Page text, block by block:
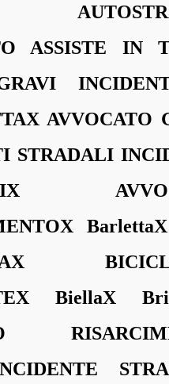
ASSISTE IN
AVVOCATO
STRADALI
BiellaX